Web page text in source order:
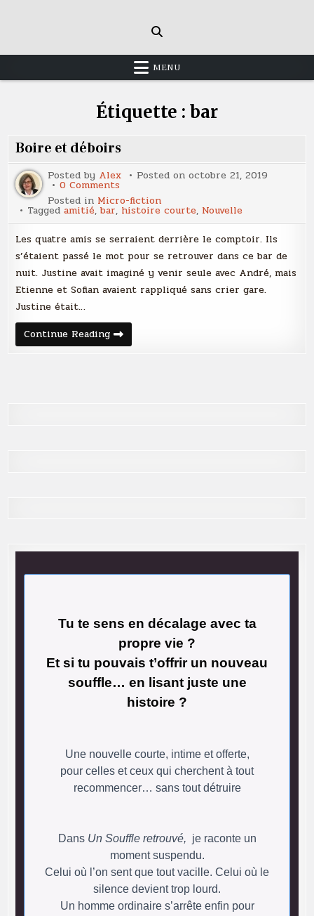
MENU
Étiquette : bar
Boire et déboirs
Posted by Alex Posted onoctobre 21, 2019
0 Comments
Boire
et
déboirs
Posted in Micro-fiction
Taggedamitié,bar, histoire courte, Nouvelle
Les quatre amis se serraient derrière le comptoir. Ils
s’étaient passé le mot pour se retrouver dans ce bar de
nuit. Justine avait imaginé y venir seule avec André, mais
Etienne et Sofian avaient rappliqué sans crier gare.
Justine était…
Continue ReadingBoire
et
Tu te sens en décalage avec ta
propre vie ?
Et si tu pouvais t’offrir un nouveau
souffle… en lisant juste une
histoire ?
Une nouvelle courte, intime et offerte,
pour celles et ceux qui cherchent à tout
recommencer… sans tout détruire
Dans Un Souffle retrouvé, je raconte un
moment suspendu.
Celui où l’on sent que tout vacille. Celui où le
silence devient trop lourd.
Un homme ordinaire s’arrête enfin pour